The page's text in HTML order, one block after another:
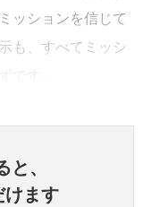
ッションを信じて
も、すべてミッシ
と、
ます